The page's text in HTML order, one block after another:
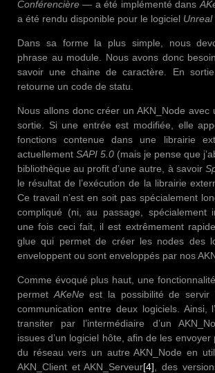
Conférencière — a été implémenté dans
a été rendu disponible pour le logiciel Unreal
Dans sa forme la plus simple, nous
phrase au module. Nous avons donc
savoir une chaine de caractère. En
retourne un code de statu.
Nous allons donc créer un AKN_Node avec
sortie. Si une entrée est modifiée, elle
fonctions contenue dans une librairie
actuellement SAPI 5.0 (mais je pense que
bibliothèque au profit d’une autre, à savoir
le résultat de l’exécution de la librairie
Ce travail n’est en soit pas spécialement
compliqué (ni, au passage, spécialement
une fois ceci fait, il est extrêmement
glue qui permet de créer les nodes des
enveloppent ou sont enveloppés par nos
Comme évoqué plus haut, une
permet AKeNeest la possibilité de servir
communication entre deux logiciels. Ainsi,
transiter par l’intermédiaire d’un
issues d’un logiciel hôte, afin de les envoyer
du réseau vers un autre AKN_Node en
AKN_Client et AKN_Serveur[4] , des